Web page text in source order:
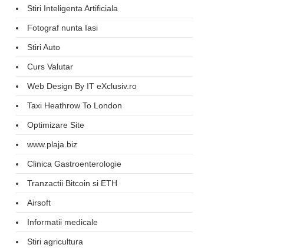
Stiri Inteligenta Artificiala
Fotograf nunta Iasi
Stiri Auto
Curs Valutar
Web Design By IT eXclusiv.ro
Taxi Heathrow To London
Optimizare Site
www.plaja.biz
Clinica Gastroenterologie
Tranzactii Bitcoin si ETH
Airsoft
Informatii medicale
Stiri agricultura